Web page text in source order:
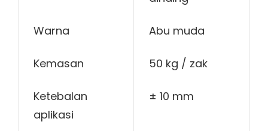
Warna Abu muda
Kemasan 50 kg / zak
Ketebalan
aplikasi
± 10 mm